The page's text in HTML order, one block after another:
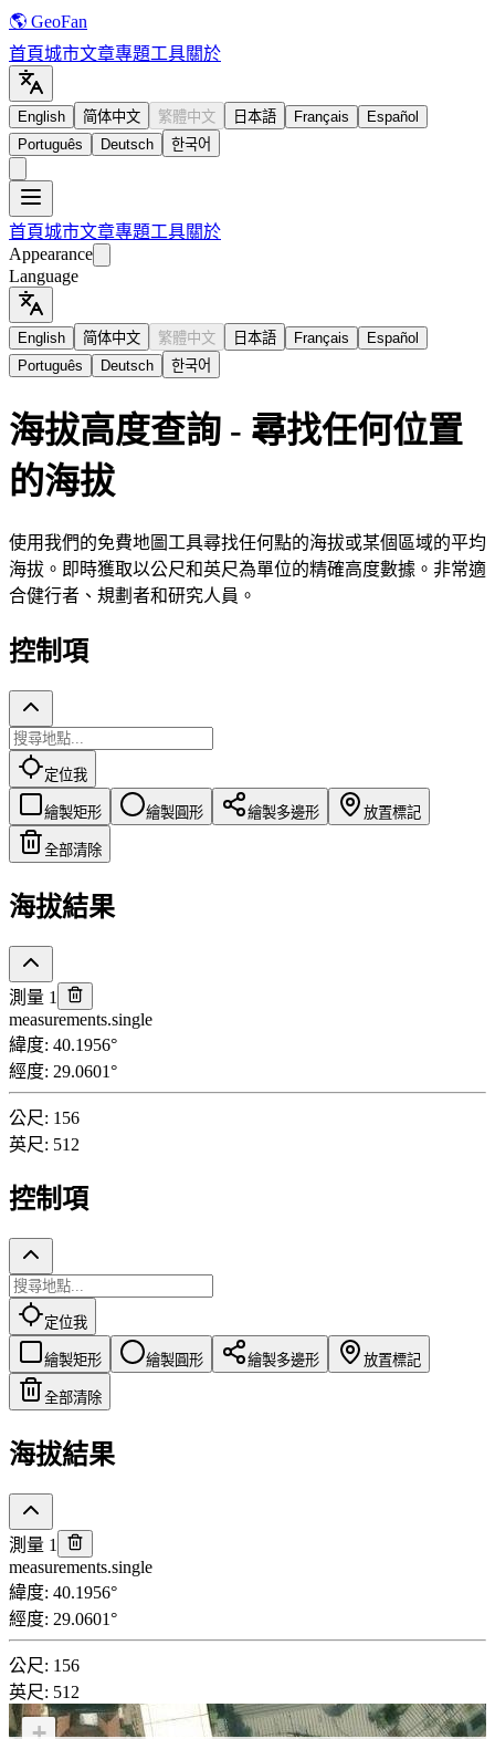
🌎 GeoFan
首頁城市文章專題工具關於
English 简体中文 繁體中文 日本語 Français
Español
Português
Deutsch 한국어
首頁城市文章專題工具關於
Appearance
Language
English 简体中文 繁體中文 日本語 Français
Español
Português
Deutsch 한국어
海拔高度查詢 - 尋找任何位置
的海拔
使用我們的免費地圖工具尋找任何點的海拔或某個區域的平均
海拔。即時獲取以公尺和英尺為單位的精確高度數據。非常適
合健行者、規劃者和研究人員。
控制項
定位我
繪製矩形 繪製圓形 繪製多邊形 放置標記
全部清除
海拔結果
測量 1
measurements.single
緯度: 40.1956°
經度: 29.0601°
公尺: 156
英尺: 512
控制項
定位我
繪製矩形 繪製圓形 繪製多邊形 放置標記
全部清除
海拔結果
測量 1
measurements.single
緯度: 40.1956°
經度: 29.0601°
公尺: 156
英尺: 512
+